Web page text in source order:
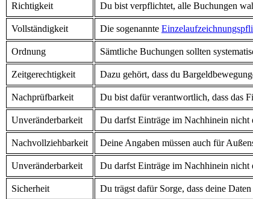
Richtigkeit Du bist verpflichtet, alle Buchungen
Vollständigkeit Die sogenannte
Ordnung Sämtliche Buchungen sollten
Zeitgerechtigkeit Dazu gehört, dass du
Nachprüfbarkeit Du bist dafür verantwortlich, dass das
Unveränderbarkeit Du darfst Einträge im Nachhinein nicht
Nachvollziehbarkeit Deine Angaben müssen auch für
Unveränderbarkeit Du darfst Einträge im Nachhinein nicht
Sicherheit Du trägst dafür Sorge, dass deine